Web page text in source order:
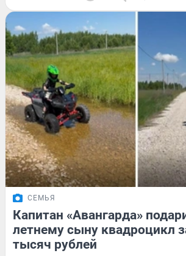
СЕМЬЯ
Капитан «Авангарда»
летнему сыну квадроцикл
тысяч рублей